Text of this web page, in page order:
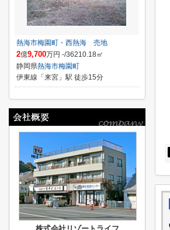
熱海市梅園町・西熱海 売地
2億9,700万円 -/36210.18㎡
静岡県熱海市梅園町
伊東線「来宮」駅 徒歩15分